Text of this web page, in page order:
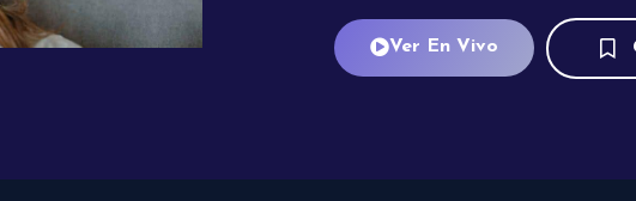
Ver En Vivo